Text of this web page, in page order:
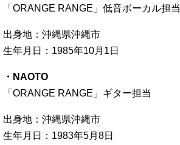
「ORANGE RANGE」低音ボーカル担当
出身地：沖縄県沖縄市
生年月日：1985年10月1日
・NAOTO
「ORANGE RANGE」ギター担当
出身地：沖縄県沖縄市
生年月日：1983年5月8日